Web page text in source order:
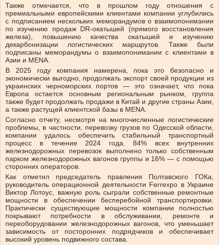
Также отмечается, что в прошлом году отношения с
премиальными европейскими клиентами компании углубились
с подписанием нескольких меморандумов о взаимопонимании
по изучению продаж DR-окатышей (прямого восстановления
железа), повышению качества окатышей и изучению
декарбонизации логистических маршрутов. Также были
подписаны меморандумы о взаимопонимании с клиентами в
Азии и MENA.
В 2025 году компания намерена, пока это безопасно и
экономически выгодно, продолжать экспорт своей продукции из
украинских черноморских портов — это означает, что пока
Европа остается основным региональным рынком, группа
также будет продолжать продажи в Китай и другие страны Азии,
а также растущей клиентской базы в MENA.
Согласно отчету, несмотря на многочисленные логистические
проблемы, в частности, перевозку грузов по Одесской области,
компании удалось обеспечить стабильный транспортный
процесс в течение 2024 года. 84% всех внутренних
железнодорожных перевозок выполнено только собственным
парком железнодорожных вагонов группы и 16% — с помощью
сторонних операторов.
Как отметил председатель правления Полтавского ГОКа,
руководитель операционной деятельности Ferrexpo в Украине
Виктор Лотоус, важную роль сыграли собственные ремонтные
мощности в обеспечении бесперебойной транспортировки.
Практически существующие мощности компании полностью
покрывают потребности в обслуживании, ремонте и
переоборудовании железнодорожных вагонов, что уменьшает
зависимость от посторонних подрядчиков и обеспечивает
высокий уровень подвижного состава.